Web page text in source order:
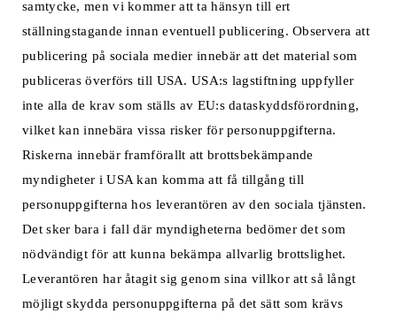
samtycke, men vi kommer att ta hänsyn till ert
ställningstagande innan eventuell publicering. Observera att
publicering på sociala medier innebär att det material som
publiceras överförs till USA. USA:s lagstiftning uppfyller
inte alla de krav som ställs av EU:s dataskyddsförordning,
vilket kan innebära vissa risker för personuppgifterna.
Riskerna innebär framförallt att brottsbekämpande
myndigheter i USA kan komma att få tillgång till
personuppgifterna hos leverantören av den sociala tjänsten.
Det sker bara i fall där myndigheterna bedömer det som
nödvändigt för att kunna bekämpa allvarlig brottslighet.
Leverantören har åtagit sig genom sina villkor att så långt
möjligt skydda personuppgifterna på det sätt som krävs